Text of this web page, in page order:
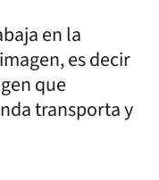
en la
es decir
que
transporta y